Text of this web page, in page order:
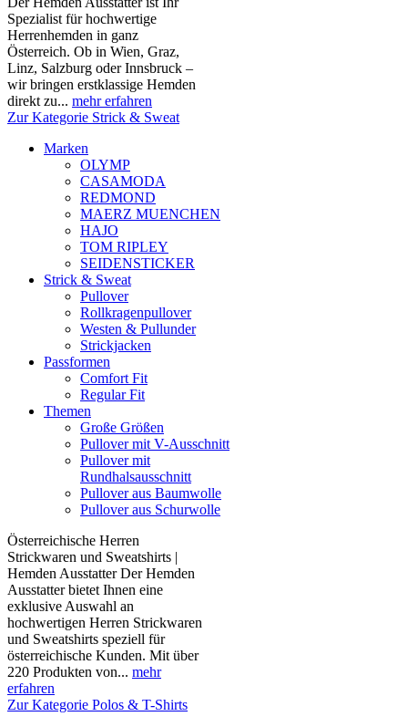
Spezialist für hochwertige
Herrenhemden in ganz
Österreich. Ob in Wien, Graz,
Linz, Salzburg oder Innsbruck –
wir bringen erstklassige Hemden
direkt zu... mehr erfahren
Zur Kategorie Strick & Sweat
Marken
OLYMP
CASAMODA
REDMOND
MAERZ MUENCHEN
HAJO
TOM RIPLEY
SEIDENSTICKER
Strick & Sweat
Pullover
Rollkragenpullover
Westen & Pullunder
Strickjacken
Passformen
Comfort Fit
Regular Fit
Themen
Große Größen
Pullover mit V-Ausschnitt
Pullover mit
Rundhalsausschnitt
Pullover aus Baumwolle
Pullover aus Schurwolle
Österreichische Herren
Strickwaren und Sweatshirts |
Hemden Ausstatter Der Hemden
Ausstatter bietet Ihnen eine
exklusive Auswahl an
hochwertigen Herren Strickwaren
und Sweatshirts speziell für
österreichische Kunden. Mit über
220 Produkten von... mehr
erfahren
Zur Kategorie Polos & T-Shirts